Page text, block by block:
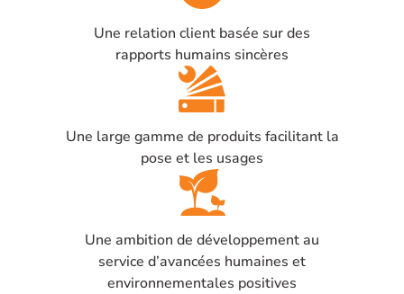
Une relation client basée sur des
rapports humains sincères
Une large gamme de produits facilitant la
pose et les usages
Une ambition de développement au
service d’avancées humaines et
environnementales positives